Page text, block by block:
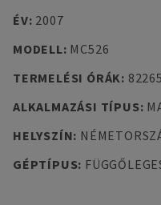
ÉV: 2007
MODELL: MC526
TERMELÉSI ÓRÁK: 82265
ALKALMAZÁSI TÍPUS:
HELYSZÍN:
GÉPTÍPUS: